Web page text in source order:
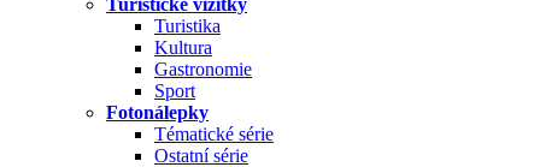
Turistické vizitky
Turistika
Kultura
Gastronomie
Sport
Fotonálepky
Tématické série
Ostatní série